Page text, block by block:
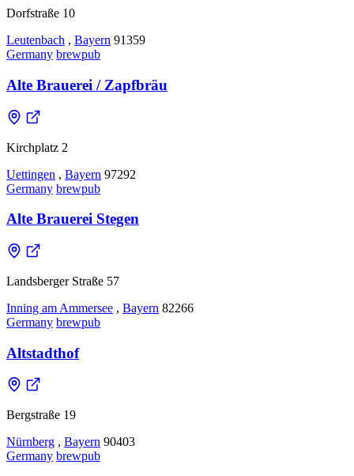
Dorfstraße 10
Leutenbach , Bayern 91359
Germany brewpub
Alte Brauerei / Zapfbräu
Kirchplatz 2
Uettingen , Bayern 97292
Germany brewpub
Alte Brauerei Stegen
Landsberger Straße 57
Inning am Ammersee , Bayern 82266
Germany brewpub
Altstadthof
Bergstraße 19
Nürnberg , Bayern 90403
Germany brewpub